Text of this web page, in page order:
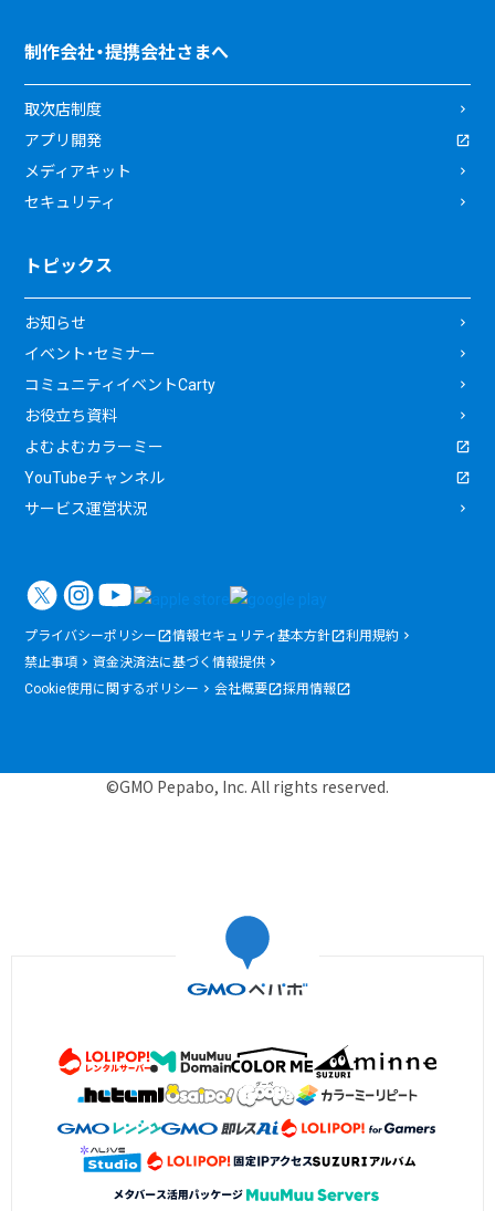
制作会社・提携会社さまへ
取次店制度
アプリ開発
メディアキット
セキュリティ
トピックス
お知らせ
イベント・セミナー
コミュニティイベントCarty
お役立ち資料
よむよむカラーミー
YouTubeチャンネル
サービス運営状況
プライバシーポリシー 情報セキュリティ基本方針
利用規約
禁止事項
資金決済法に基づく情報提供
Cookie使用に関するポリシー
会社概要 採用情報
©GMO Pepabo, Inc. All rights reserved.